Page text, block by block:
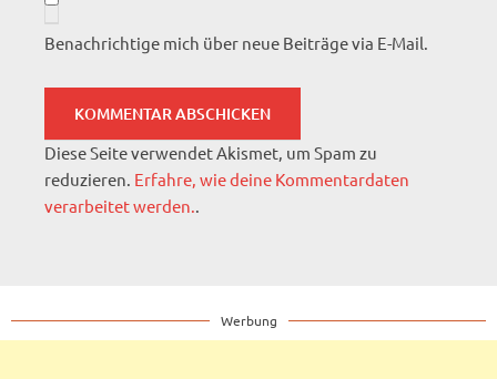
Benachrichtige mich über neue Beiträge via E-Mail.
Diese Seite verwendet Akismet, um Spam zu
reduzieren. Erfahre, wie deine Kommentardaten
verarbeitet werden..
Werbung